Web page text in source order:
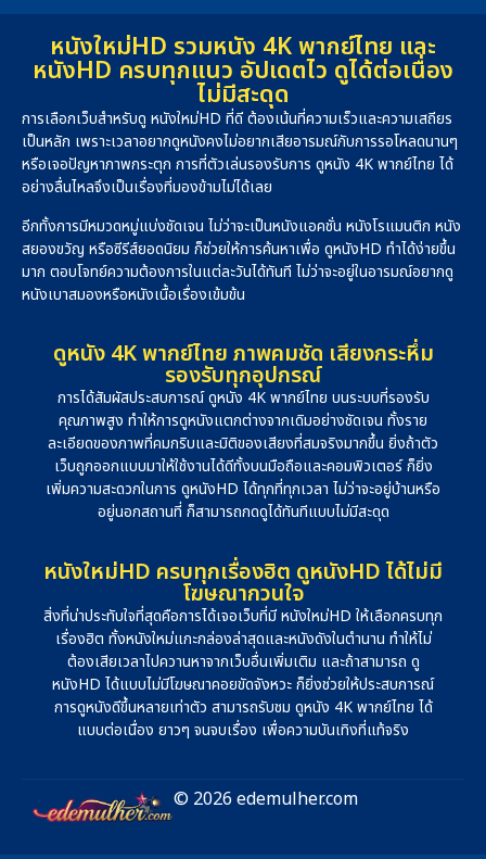
หนังใหม่HD รวมหนัง 4K พากย์ไทย และ
หนังHD ครบทุกแนว อัปเดตไว ดูได้ต่อเนื่อง
ไม่มีสะดุด
การเลือกเว็บสำหรับดู หนังใหม่HD ที่ดี ต้องเน้นที่ความเร็วและความเสถียร
เป็นหลัก เพราะเวลาอยากดูหนังคงไม่อยากเสียอารมณ์กับการรอโหลดนานๆ
หรือเจอปัญหาภาพกระตุก การที่ตัวเล่นรองรับการ ดูหนัง 4K พากย์ไทย ได้
อย่างลื่นไหลจึงเป็นเรื่องที่มองข้ามไม่ได้เลย
อีกทั้งการมีหมวดหมู่แบ่งชัดเจน ไม่ว่าจะเป็นหนังแอคชั่น หนังโรแมนติก หนัง
สยองขวัญ หรือซีรีส์ยอดนิยม ก็ช่วยให้การค้นหาเพื่อ ดูหนังHD ทำได้ง่ายขึ้น
มาก ตอบโจทย์ความต้องการในแต่ละวันได้ทันที ไม่ว่าจะอยู่ในอารมณ์อยากดู
หนังเบาสมองหรือหนังเนื้อเรื่องเข้มข้น
ดูหนัง 4K พากย์ไทย ภาพคมชัด เสียงกระหึ่ม
รองรับทุกอุปกรณ์
การได้สัมผัสประสบการณ์ ดูหนัง 4K พากย์ไทย บนระบบที่รองรับ
คุณภาพสูง ทำให้การดูหนังแตกต่างจากเดิมอย่างชัดเจน ทั้งราย
ละเอียดของภาพที่คมกริบและมิติของเสียงที่สมจริงมากขึ้น ยิ่งถ้าตัว
เว็บถูกออกแบบมาให้ใช้งานได้ดีทั้งบนมือถือและคอมพิวเตอร์ ก็ยิ่ง
เพิ่มความสะดวกในการ ดูหนังHD ได้ทุกที่ทุกเวลา ไม่ว่าจะอยู่บ้านหรือ
อยู่นอกสถานที่ ก็สามารถกดดูได้ทันทีแบบไม่มีสะดุด
หนังใหม่HD ครบทุกเรื่องฮิต ดูหนังHD ได้ไม่มี
โฆษณากวนใจ
สิ่งที่น่าประทับใจที่สุดคือการได้เจอเว็บที่มี หนังใหม่HD ให้เลือกครบทุก
เรื่องฮิต ทั้งหนังใหม่แกะกล่องล่าสุดและหนังดังในตำนาน ทำให้ไม่
ต้องเสียเวลาไปควานหาจากเว็บอื่นเพิ่มเติม และถ้าสามารถ ดู
หนังHD ได้แบบไม่มีโฆษณาคอยขัดจังหวะ ก็ยิ่งช่วยให้ประสบการณ์
การดูหนังดีขึ้นหลายเท่าตัว สามารถรับชม ดูหนัง 4K พากย์ไทย ได้
แบบต่อเนื่อง ยาวๆ จนจบเรื่อง เพื่อความบันเทิงที่แท้จริง
© 2026 edemulher.com